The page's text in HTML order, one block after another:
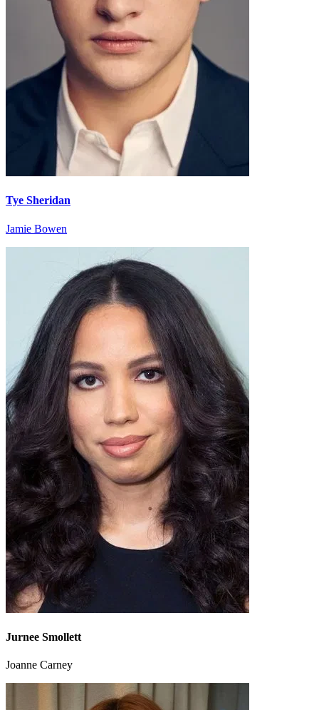
Tye Sheridan
Jamie Bowen
Jurnee Smollett
Joanne Carney